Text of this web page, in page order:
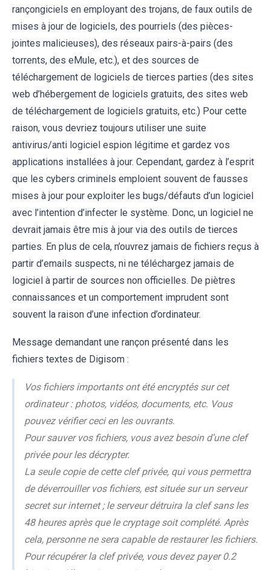
rançongiciels en employant des trojans, de faux outils de
mises à jour de logiciels, des pourriels (des pièces-
jointes malicieuses), des réseaux pairs-à-pairs (des
torrents, des eMule, etc.), et des sources de
téléchargement de logiciels de tierces parties (des sites
web d’hébergement de logiciels gratuits, des sites web
de téléchargement de logiciels gratuits, etc.) Pour cette
raison, vous devriez toujours utiliser une suite
antivirus/anti logiciel espion légitime et gardez vos
applications installées à jour. Cependant, gardez à l’esprit
que les cybers criminels emploient souvent de fausses
mises à jour pour exploiter les bugs/défauts d’un logiciel
avec l’intention d’infecter le système. Donc, un logiciel ne
devrait jamais être mis à jour via des outils de tierces
parties. En plus de cela, n’ouvrez jamais de fichiers reçus à
partir d’emails suspects, ni ne téléchargez jamais de
logiciel à partir de sources non officielles. De piètres
connaissances et un comportement imprudent sont
souvent la raison d’une infection d’ordinateur.
Message demandant une rançon présenté dans les
fichiers textes de Digisom :
Vos fichiers importants ont été encryptés sur cet
ordinateur : photos, vidéos, documents, etc. Vous
pouvez vérifier ceci en les ouvrants.
Pour sauver vos fichiers, vous avez besoin d’une clef
privée pour les décrypter.
La seule copie de cette clef privée, qui vous permettra
de déverrouiller vos fichiers, est située sur un serveur
secret sur internet ; le serveur détruira la clef sans les
48 heures après que le cryptage soit complété. Après
cela, personne ne sera capable de restaurer les fichiers.
Pour récupérer la clef privée, vous devez payer 0.2